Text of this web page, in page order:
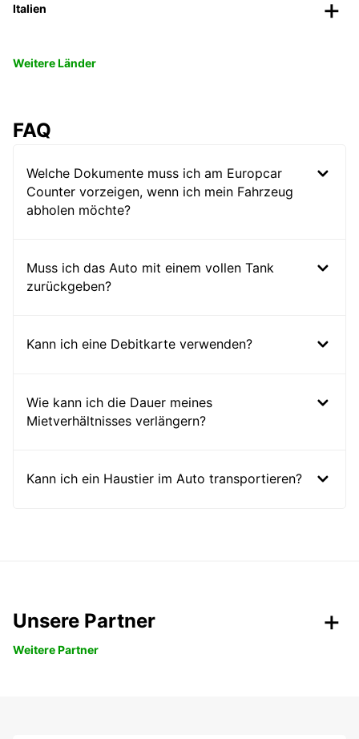
Italien
Weitere Länder
FAQ
Welche Dokumente muss ich am Europcar
Counter vorzeigen, wenn ich mein Fahrzeug
abholen möchte?
Muss ich das Auto mit einem vollen Tank
zurückgeben?
Kann ich eine Debitkarte verwenden?
Wie kann ich die Dauer meines
Mietverhältnisses verlängern?
Kann ich ein Haustier im Auto transportieren?
Unsere Partner
Weitere Partner